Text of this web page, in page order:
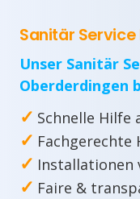
Sanitär
Unser Sanitär
Oberderdingen
✓ Schnelle Hilfe
✓ Fachgerechte
✓ Installationen
✓ Faire &